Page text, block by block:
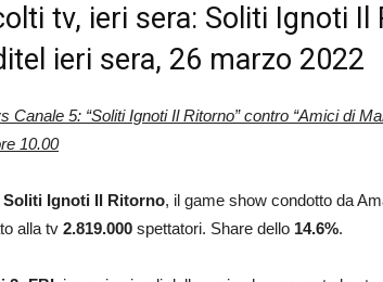
tv, ieri sera: Soliti Ignoti
ieri sera, 26 marzo 2022
Canale 5: “Soliti Ignoti Il Ritorno” contro “Amici di
10.00
Soliti Ignoti Il Ritorno, il game show condotto da
alla tv 2.819.000 spettatori. Share dello 14.6%.